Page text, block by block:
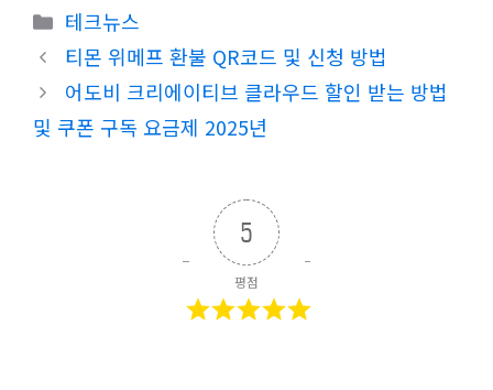
카
테
고
리
테크뉴스
티몬 위메프 환불 QR코드 및 신청 방법
어도비 크리에이티브 클라우드 할인 받는 방법
및 쿠폰 구독 요금제 2025년
5
평점